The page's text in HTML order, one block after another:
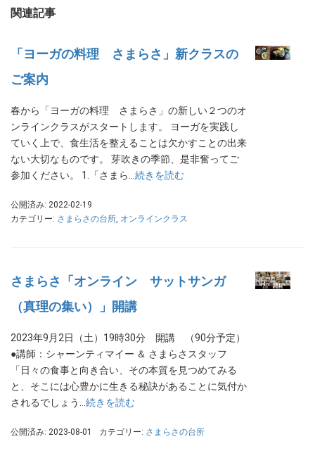
関連記事
「ヨーガの料理 さまらさ」新クラスの
ご案内
春から「ヨーガの料理 さまらさ」の新しい２つのオ
ンラインクラスがスタートします。 ヨーガを実践し
ていく上で、食生活を整えることは欠かすことの出来
ない大切なものです。 芽吹きの季節、是非奮ってご
参加ください。 1.「さまら… 続きを読む
公開済み: 2022-02-19
カテゴリー: さまらさの台所, オンラインクラス
さまらさ「オンライン サットサンガ
（真理の集い）」開講
2023年9月2日（土）19時30分 開講 （90分予定）
●講師：シャーンティマイー ＆ さまらさスタッフ
「日々の食事と向き合い、その本質を見つめてみる
と、そこには心豊かに生きる秘訣があることに気付か
されるでしょう… 続きを読む
公開済み: 2023-08-01 カテゴリー: さまらさの台所